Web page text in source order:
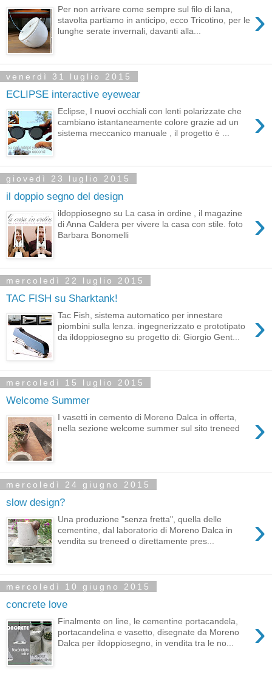
›
Per non arrivare come sempre sul filo di lana,
stavolta partiamo in anticipo, ecco Tricotino, per le
lunghe serate invernali, davanti alla...
venerdì 31 luglio 2015
ECLIPSE interactive eyewear
›
Eclipse, I nuovi occhiali con lenti polarizzate che
cambiano istantaneamente colore grazie ad un
sistema meccanico manuale , il progetto è ...
giovedì 23 luglio 2015
il doppio segno del design
›
ildoppiosegno su La casa in ordine , il magazine
di Anna Caldera per vivere la casa con stile. foto
Barbara Bonomelli
mercoledì 22 luglio 2015
TAC FISH su Sharktank!
›
Tac Fish, sistema automatico per innestare
piombini sulla lenza. ingegnerizzato e prototipato
da ildoppiosegno su progetto di: Giorgio Gent...
mercoledì 15 luglio 2015
Welcome Summer
›
I vasetti in cemento di Moreno Dalca in offerta,
nella sezione welcome summer sul sito treneed
mercoledì 24 giugno 2015
slow design?
›
Una produzione "senza fretta", quella delle
cementine, dal laboratorio di Moreno Dalca in
vendita su treneed o direttamente pres...
mercoledì 10 giugno 2015
concrete love
›
Finalmente on line, le cementine portacandela,
portacandelina e vasetto, disegnate da Moreno
Dalca per ildoppiosegno, in vendita tra le no...